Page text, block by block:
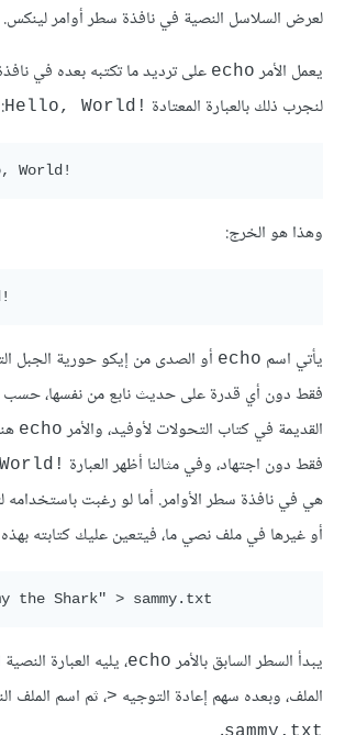
لعرض السلاسل النصية في نافذة سطر أوامر لينكس.
يعمل الأمر echo على ترديد ما تكتبه بعده في
لنجرب ذلك بالعبارة المعتادة !Hello, World
:
وهذا هو الخرج:
يأتي اسم echo أو الصدى من إيكو حورية الجبل
فقط دون أي قدرة على حديث نابع من نفسها، حسب
القديمة في كتاب التحولات لأوفيد، والأمر echo
فقط دون اجتهاد، وفي مثالنا أظهر العبارة !Hello, World
هي في نافذة سطر الأوامر. أما لو رغبت باستخدامه
أو غيرها في ملف نصي ما، فيتعين عليك كتابته بهذه
يبدأ السطر السابق بالأمر echo، يليه العبارة
الملف، وبعده سهم إعادة التوجيه <، ثم اسم الملف